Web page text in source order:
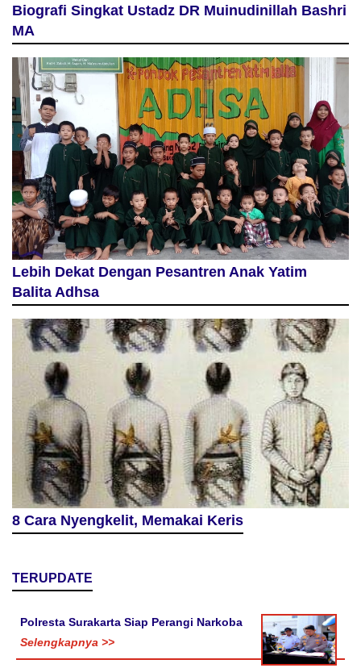
Biografi Singkat Ustadz DR Muinudinillah Bashri
MA
Lebih Dekat Dengan Pesantren Anak Yatim
Balita Adhsa
8 Cara Nyengkelit, Memakai Keris
TERUPDATE
Polresta Surakarta Siap Perangi Narkoba
Selengkapnya >>